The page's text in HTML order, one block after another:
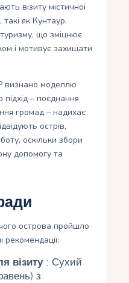
візиту містичної
як Кунтаур,
що зміцнює
і мотивує захищати
визнано моделлю
підхід – поєднання
громад – надихає
острів,
оскільки збори
допомогу та
острова пройшло
рекомендації:
візиту: Сухий
з